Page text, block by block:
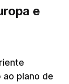
e
plano de